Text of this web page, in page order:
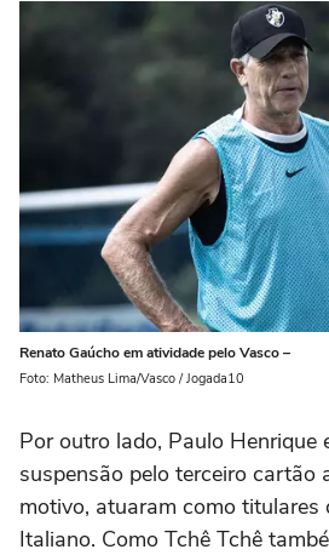
Renato Gaúcho em atividade pelo Vasco –
Foto: Matheus Lima/Vasco / Jogada10
Por outro lado, Paulo Henrique
suspensão pelo terceiro cartão
motivo, atuaram como titulares
Italiano. Como Tchê Tchê